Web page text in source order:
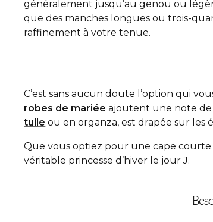
généralement jusqu’au genou ou
que des manches longues ou trois-
raffinement à votre tenue.
C’est sans aucun doute l’option qui
robes de mariée ajoutent une note de
tulle ou en organza, est drapée sur les
Que vous optiez pour une cape
véritable princesse d’hiver le jour J.